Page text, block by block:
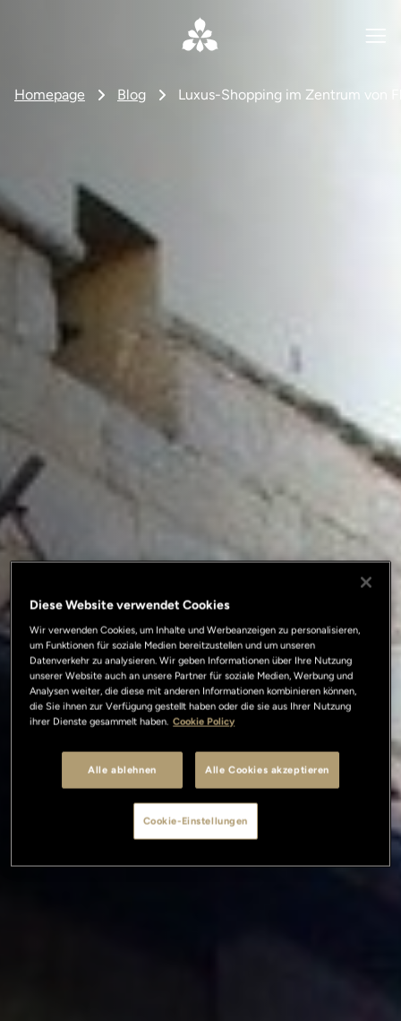
Homepage Blog Luxus-Shopping im Zentrum von
Diese Website verwendet Cookies
Wir verwenden Cookies, um Inhalte und Werbeanzeigen zu personalisieren,
um Funktionen für soziale Medien bereitzustellen und um unseren
Datenverkehr zu analysieren. Wir geben Informationen über Ihre Nutzung
unserer Website auch an unsere Partner für soziale Medien, Werbung und
Analysen weiter, die diese mit anderen Informationen kombinieren können,
die Sie ihnen zur Verfügung gestellt haben oder die sie aus Ihrer Nutzung
ihrer Dienste gesammelt haben. Cookie Policy
Alle ablehnen Alle Cookies akzeptieren
Cookie-Einstellungen